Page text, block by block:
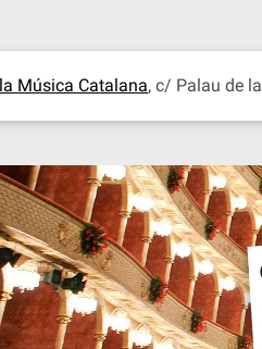
Música Catalana, c/ Palau de